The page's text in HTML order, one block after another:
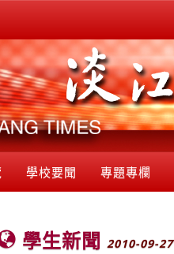
學校要聞 專題專欄
學生新聞 2010-09-27